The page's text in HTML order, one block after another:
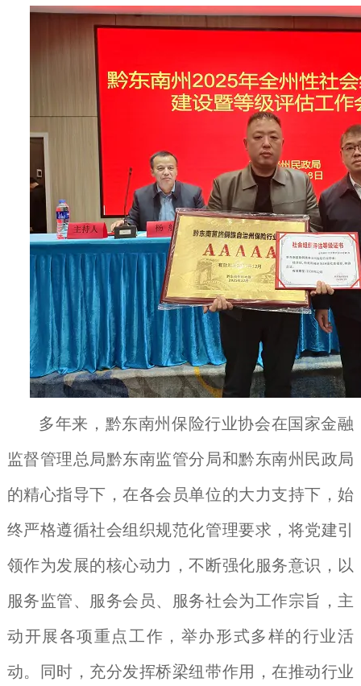
多年来，黔东南州保险行业协会在国家金融
监督管理总局黔东南监管分局和黔东南州民政局
的精心指导下，在各会员单位的大力支持下，始
终严格遵循社会组织规范化管理要求，将党建引
领作为发展的核心动力，不断强化服务意识，以
服务监管、服务会员、服务社会为工作宗旨，主
动开展各项重点工作，举办形式多样的行业活
动。同时，充分发挥桥梁纽带作用，在推动行业